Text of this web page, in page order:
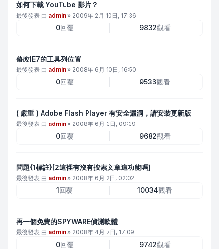
如何下載 YouTube 影片？
最後發表 由 admin » 2009年 2月 10日, 17:36
0回覆 9832觀看
修改IE7的工具列位置
最後發表 由 admin » 2008年 6月 10日, 16:50
0回覆 9536觀看
( 嚴重 ) Adobe Flash Player 有安全漏洞，請安裝更新版
最後發表 由 admin » 2008年 6月 3日, 09:39
0回覆 9682觀看
問題{1標註}[2這裡有沒有搜索文章這功能嗎]
最後發表 由 admin » 2008年 6月 2日, 02:02
1回覆 10034觀看
再一個免費的SPYWARE偵測軟體
最後發表 由 admin » 2008年 4月 7日, 17:09
0回覆 9742觀看